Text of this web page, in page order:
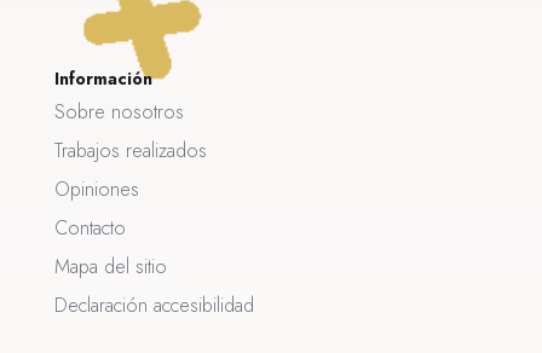
Información
Sobre nosotros
Trabajos realizados
Opiniones
Contacto
Mapa del sitio
Declaración accesibilidad